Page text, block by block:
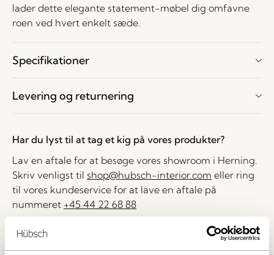
lader dette elegante statement-møbel dig omfavne
roen ved hvert enkelt sæde.
Specifikationer
Levering og returnering
Har du lyst til at tag et kig på vores produkter?
Lav en aftale for at besøge vores showroom i Herning.
Skriv venligst til shop@hubsch-interior.com eller ring
til vores kundeservice for at lave en aftale på
nummeret +45 44 22 68 88
Levering indenfor 1-4 hverdage